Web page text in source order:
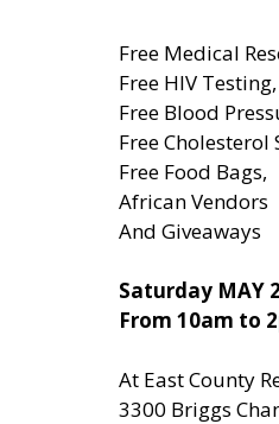
Free Medical
Free HIV
Free Blood
Free Cholesterol
Free Food Bags,
African Vendors
And Giveaways
Saturday MAY
From 10am to
At East County
3300 Briggs